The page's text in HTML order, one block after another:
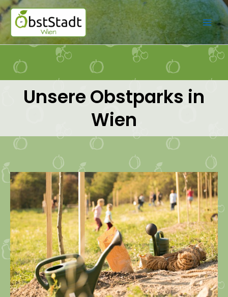
Zum
Inhalt
springen
Unsere Obstparks in
Wien